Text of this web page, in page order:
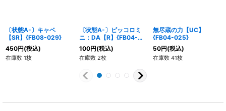
〔状態A-〕キャベ
【SR】{FB08-029}
450円(税込)
在庫数 1枚
〔状態A-〕ピッコロミ
ニ：DA【R】{FB04-
067}
100円(税込)
在庫数 2枚
無尽蔵の力【UC】
{FB04-025}
50円(税込)
在庫数 41枚